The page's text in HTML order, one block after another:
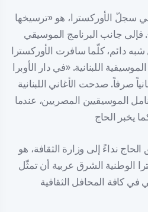
في سجلّ الأوركسترا، هو «ترسيخها
فإلى جانب البرنامج الموسيقي
شبه دائم، كلّما سافرت الأوركسترا
اللبنانية. «في دار الأوبرا
صرفاً. صدحت الأغاني اللبنانية
الموسيقيين المصريين، عندما
نداءً إلى وزارة الثقافة، هو
الوطنية الشرق عربية أن تمثّل
في كافة المحافل الثقافية